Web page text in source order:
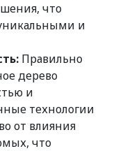
что
и
Правильно
дерево
и
технологии
от влияния
что